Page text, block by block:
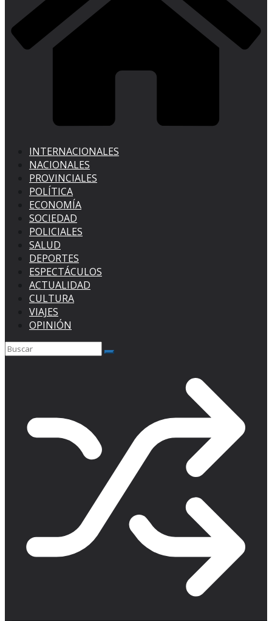
INTERNACIONALES
NACIONALES
PROVINCIALES
POLÍTICA
ECONOMÍA
SOCIEDAD
POLICIALES
SALUD
DEPORTES
ESPECTÁCULOS
ACTUALIDAD
CULTURA
VIAJES
OPINIÓN